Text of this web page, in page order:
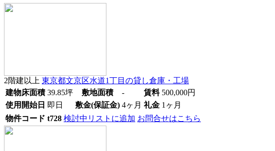
2階建以上 東京都文京区水道1丁目 の貸し倉庫・工場
建物床面積 39.85坪 敷地面積 - 賃料 500,000円
使用開始日 即日 敷金(保証金) 4ヶ月 礼金 1ヶ月
物件コード t728 検討中リストに追加 お問合せはこちら